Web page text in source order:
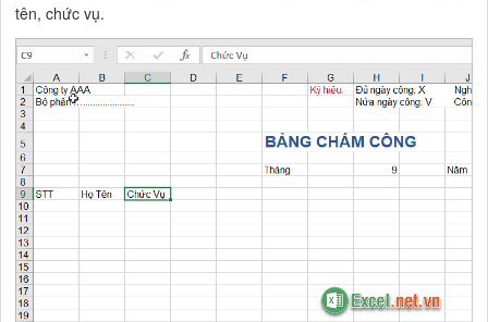
tên, chức vụ.